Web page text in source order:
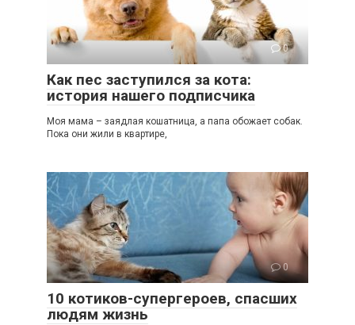
0
Как пес заступился за кота:
история нашего подписчика
Моя мама – заядлая кошатница, а папа обожает собак.
Пока они жили в квартире,
0
10 котиков-супергероев, спасших
людям жизнь